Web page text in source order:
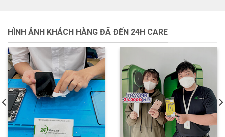
HÌNH ẢNH KHÁCH HÀNG ĐÃ ĐẾN 24H CARE